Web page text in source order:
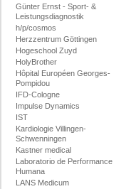
Günter Ernst - Sport- &
Leistungsdiagnostik
h/p/cosmos
Herzzentrum Göttingen
Hogeschool Zuyd
HolyBrother
Hôpital Européen Georges-
Pompidou
IFD-Cologne
Impulse Dynamics
IST
Kardiologie Villingen-
Schwenningen
Kastner medical
Laboratorio de Performance
Humana
LANS Medicum